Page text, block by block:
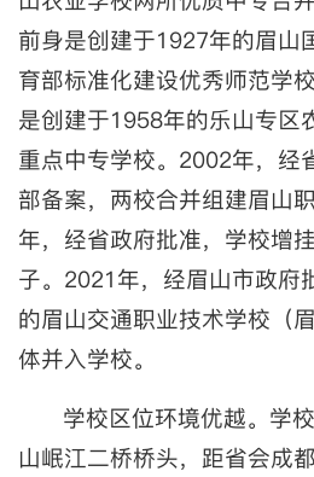
前身是创建于1927年的眉山
育部标准化建设优秀师范学
是创建于1958年的乐山专区
重点中专学校。2002年，经
部备案，两校合并组建眉山
年，经省政府批准，学校增
子。2021年，经眉山市政府
的眉山交通职业技术学校（
体并入学校。
学校区位环境优越。学
山岷江二桥桥头，距省会成